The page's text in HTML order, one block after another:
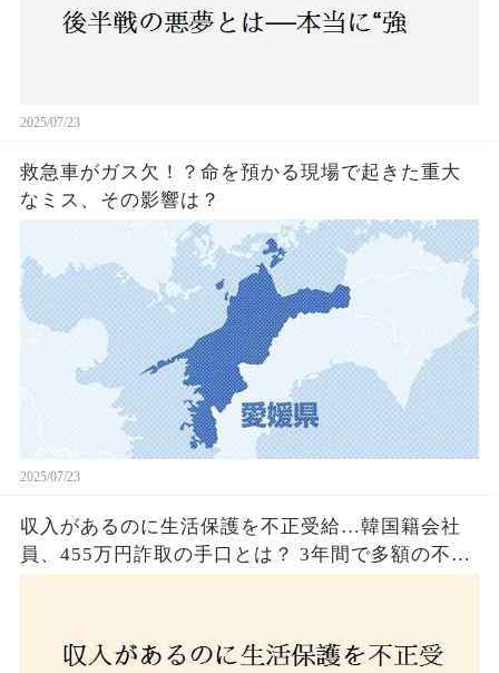
2025/07/23
救急車がガス欠！？命を預かる現場で起きた重大
なミス、その影響は？
2025/07/23
収入があるのに生活保護を不正受給…韓国籍会社
員、455万円詐取の手口とは？ 3年間で多額の不正